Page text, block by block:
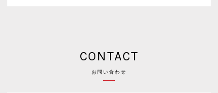
CONTACT
お問い合わせ